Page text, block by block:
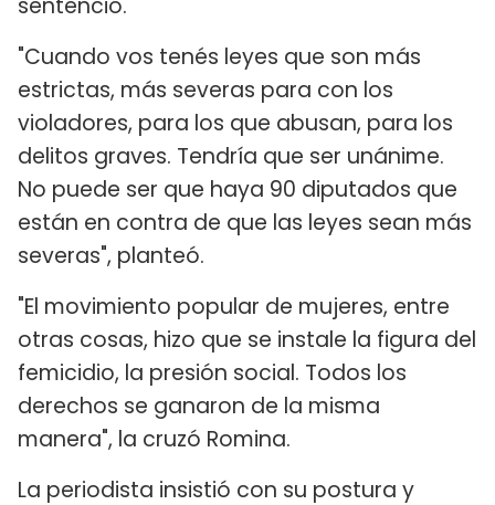
"Cuando vos tenés leyes que son más
estrictas, más severas para con los
violadores, para los que abusan, para los
delitos graves. Tendría que ser unánime.
No puede ser que haya 90 diputados que
están en contra de que las leyes sean más
severas", planteó.
"El movimiento popular de mujeres, entre
otras cosas, hizo que se instale la figura del
femicidio, la presión social. Todos los
derechos se ganaron de la misma
manera", la cruzó Romina.
La periodista insistió con su postura y